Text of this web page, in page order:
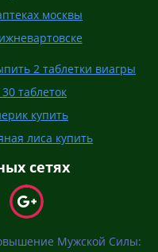
москвы
2 таблетки виагры
таблеток
купить
лиса купить
сетях
Мужской Силы: